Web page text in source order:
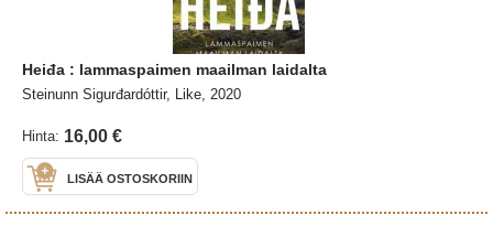
Heiđa : lammaspaimen maailman laidalta
Steinunn Sigurđardóttir, Like, 2020
Hinta: 16,00 €
LISÄÄ OSTOSKORIIN